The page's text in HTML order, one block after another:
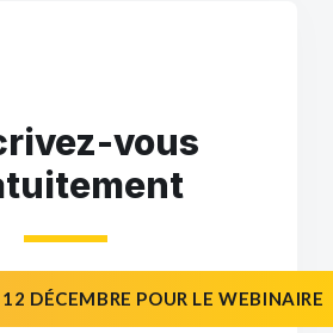
vous
DÉCEMBRE POUR LE WEBINAIRE